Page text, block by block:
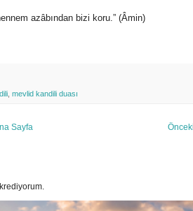
azâbından bizi koru.” (Âmin)
mevlid kandili duası
Sayfa